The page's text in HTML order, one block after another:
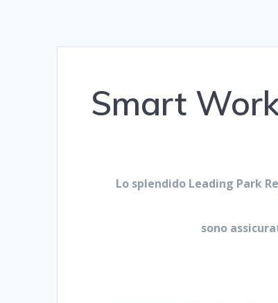
Smart
Lo splendido Leading Park
sono